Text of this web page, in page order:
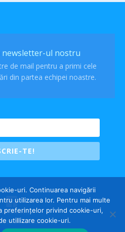
newsletter-ul nostru
de mail pentru a primi cele
din partea echipei noastre.
TE!
cookies
uri. Continuarea navigării
utilizarea lor. Pentru mai multe
preferințelor privind cookie-uri,
utillizare cookie-uri.